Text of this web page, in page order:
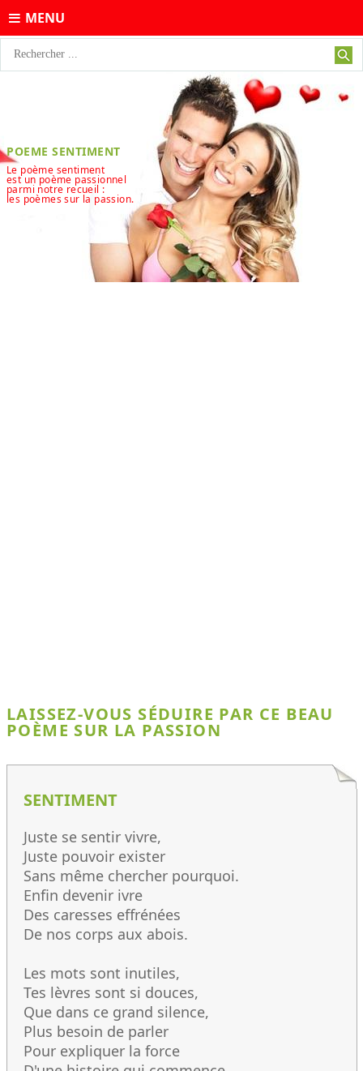
MENU
POEME SENTIMENT
Le poème sentiment
est un poème passionnel
parmi notre recueil :
les poèmes sur la passion.
LAISSEZ-VOUS SÉDUIRE PAR CE BEAU
POÈME SUR LA PASSION
SENTIMENT
Juste se sentir vivre,
Juste pouvoir exister
Sans même chercher pourquoi.
Enfin devenir ivre
Des caresses effrénées
De nos corps aux abois.
Les mots sont inutiles,
Tes lèvres sont si douces,
Que dans ce grand silence,
Plus besoin de parler
Pour expliquer la force